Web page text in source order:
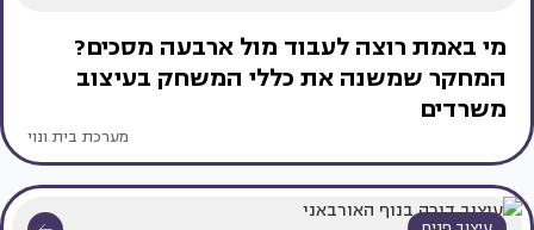
מי באמת רוצה לעבוד מול ארבעה מסכים?
המחקר שמשנה את כללי המשחק בעיצוב
משרדים
מערכת בית ונוי